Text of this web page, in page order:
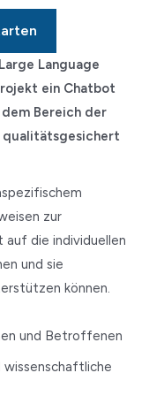
Language
ein Chatbot
Bereich der
zur
auf die individuellen
und sie
können.
und Betroffenen
wissenschaftliche